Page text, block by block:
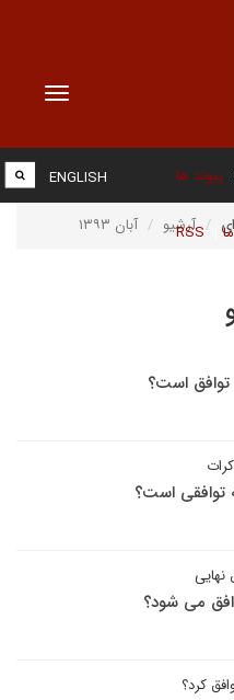
Toggle
پیوند ها
RSS
ENGLISH
آرشیو آبان ۱۳۹۳
توافق است؟
توافقی است؟
نهایی
کرد؟